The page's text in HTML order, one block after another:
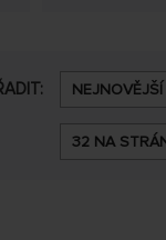
NEJNOVĚJŠÍ
32 NA